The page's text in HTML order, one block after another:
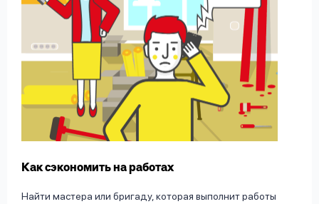
Как сэкономить на работах
Найти мастера или бригаду, которая выполнит работы